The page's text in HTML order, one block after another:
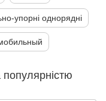
упорні однорядні
популярністю